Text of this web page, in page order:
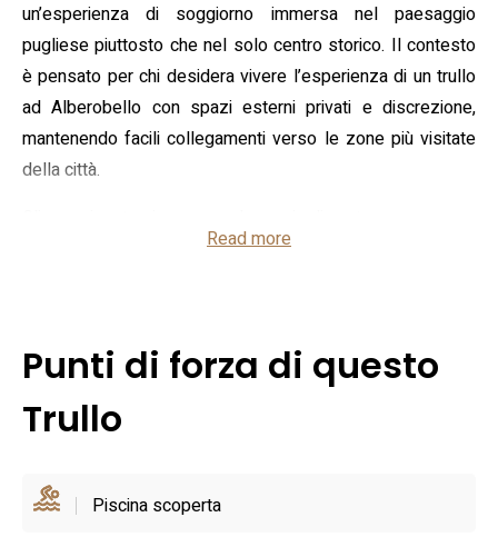
un’esperienza di soggiorno immersa nel paesaggio
pugliese piuttosto che nel solo centro storico. Il contesto
è pensato per chi desidera vivere l’esperienza di un trullo
ad Alberobello con spazi esterni privati e discrezione,
mantenendo facili collegamenti verso le zone più visitate
della città.
piscina all’aperto utilizzabile stagionalmente; la struttura
autonoma dei pasti, oltre a lavatrice e zona giorno con
televisione. Sono segnalati Wi‑Fi gratuito in tutta la
proprietà, servizio di reception attivo 24 ore e la possibilità
previsti parcheggio e deposito biciclette.
Read more
Punti di forza di questo
Trullo
Piscina scoperta